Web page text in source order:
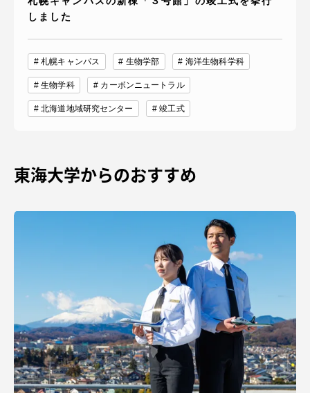
しました
札幌キャンパス 生物学部 海洋生物科学科
生物学科 カーボンニュートラル
北海道地域研究センター 竣工式
東海大学からのおすすめ